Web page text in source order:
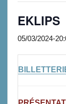
EKLIPS
05/03/2024-